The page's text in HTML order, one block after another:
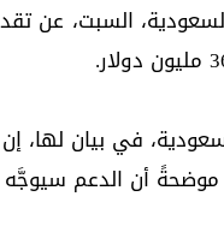
في بيان
أن الدعم سيوجَّه